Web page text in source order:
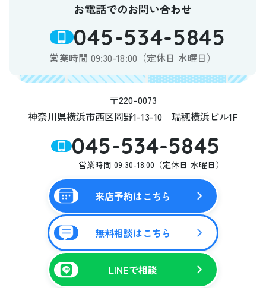
お電話でのお問い合わせ
045-534-5845
営業時間 09:30-18:00（定休日 水曜日）
〒220-0073
神奈川県横浜市西区岡野1-13-10 瑞穂横浜ビル1F
来店予約はこちら
無料相談はこちら
LINEで相談
045-534-5845
営業時間 09:30-18:00（定休日 水曜日）